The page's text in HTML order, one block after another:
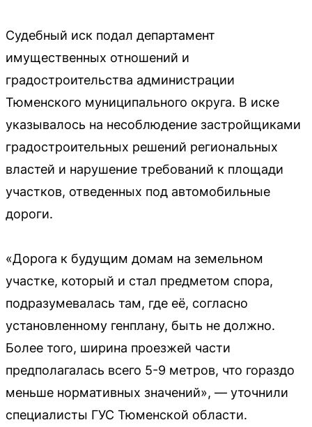
Судебный иск подал департамент
имущественных отношений и
градостроительства администрации
Тюменского муниципального округа. В иске
указывалось на несоблюдение застройщиками
градостроительных решений региональных
властей и нарушение требований к площади
участков, отведенных под автомобильные
дороги.
«Дорога к будущим домам на земельном
участке, который и стал предметом спора,
подразумевалась там, где её, согласно
установленному генплану, быть не должно.
Более того, ширина проезжей части
предполагалась всего 5-9 метров, что гораздо
меньше нормативных значений», — уточнили
специалисты ГУС Тюменской области.